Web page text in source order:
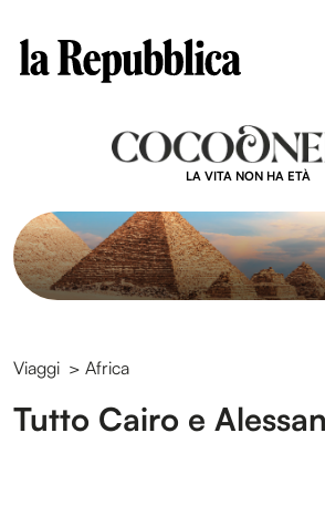
LA VITA NON HA ETÀ
Viaggi > Africa
Tutto Cairo e